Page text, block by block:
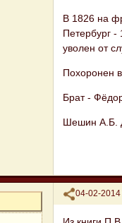
В 1826 на
Петербург -
уволен от
Похоронен
Брат -
Шешин А.Б.
Поделиться
04-02-